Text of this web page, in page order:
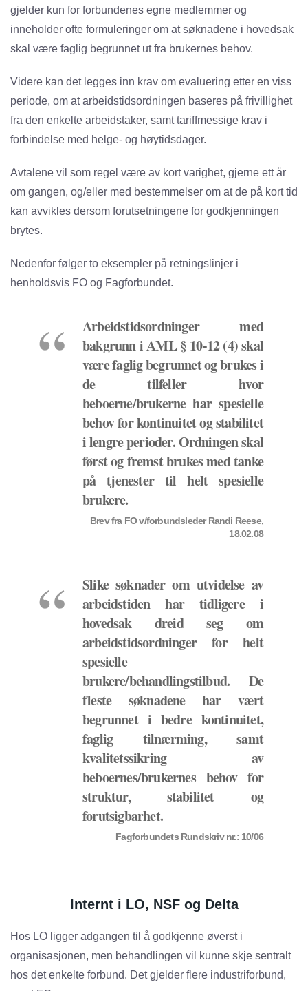
gjelder kun for forbundenes egne medlemmer og
inneholder ofte formuleringer om at søknadene i hovedsak
skal være faglig begrunnet ut fra brukernes behov.
Videre kan det legges inn krav om evaluering etter en viss
periode, om at arbeidstidsordningen baseres på frivillighet
fra den enkelte arbeidstaker, samt tariffmessige krav i
forbindelse med helge- og høytidsdager.
Avtalene vil som regel være av kort varighet, gjerne ett år
om gangen, og/eller med bestemmelser om at de på kort tid
kan avvikles dersom forutsetningene for godkjenningen
brytes.
Nedenfor følger to eksempler på retningslinjer i
henholdsvis FO og Fagforbundet.
Arbeidstidsordninger med
bakgrunn i AML § 10-12 (4) skal
være faglig begrunnet og brukes i
de tilfeller hvor
beboerne/brukerne har spesielle
behov for kontinuitet og stabilitet
i lengre perioder. Ordningen skal
først og fremst brukes med tanke
på tjenester til helt spesielle
brukere.
Brev fra FO v/forbundsleder Randi Reese,
18.02.08
Slike søknader om utvidelse av
arbeidstiden har tidligere i
hovedsak dreid seg om
arbeidstidsordninger for helt
spesielle
brukere/behandlingstilbud. De
fleste søknadene har vært
begrunnet i bedre kontinuitet,
faglig tilnærming, samt
kvalitetssikring av
beboernes/brukernes behov for
struktur, stabilitet og
forutsigbarhet.
Fagforbundets Rundskriv nr.: 10/06
Internt i LO, NSF og Delta
Hos LO ligger adgangen til å godkjenne øverst i
organisasjonen, men behandlingen vil kunne skje sentralt
hos det enkelte forbund. Det gjelder flere industriforbund,